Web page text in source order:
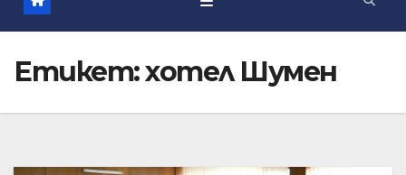
Етикет:хотел Шумен